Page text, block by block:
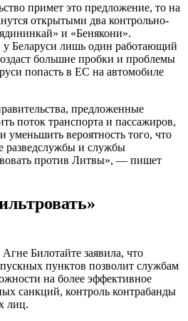
примет это предложение, то на
открытыми два контрольно-
и «Бенякони».
Беларуси лишь один работающий
большие пробки и проблемы
попасть в ЕС на автомобиле
предложенные
поток транспорта и пассажиров,
уменьшить вероятность того, что
разведслужбы и службы
против Литвы», — пишет
Билотайте заявила, что
пунктов позволит службам
на более эффективное
санкций, контроль контрабанды
лиц.